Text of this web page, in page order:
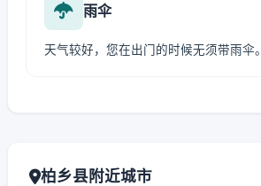
雨伞
天气较好，您在出门的时候无须带雨伞。
柏乡县附近城市